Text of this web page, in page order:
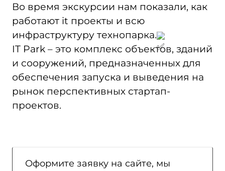
Во время экскурсии нам показали, как
работают it проекты и всю
инфраструктуру технопарка.
IT Park – это комплекс объектов, зданий
и сооружений, предназначенных для
обеспечения запуска и выведения на
рынок перспективных стартап-
проектов.
Оформите заявку на сайте, мы